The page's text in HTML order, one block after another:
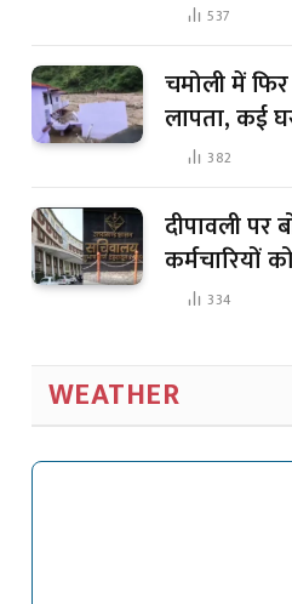
537
चमोली में
लापता, कई
382
दीपावली पर
कर्मचारियों
334
WEATHER